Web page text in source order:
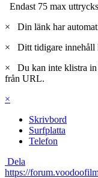
Endast 75 max
×
Din länk har
×
Ditt tidigare innehåll
×
Du kan inte klistra
från URL.
×
Skrivbord
Surfplatta
Telefon
Dela
https://